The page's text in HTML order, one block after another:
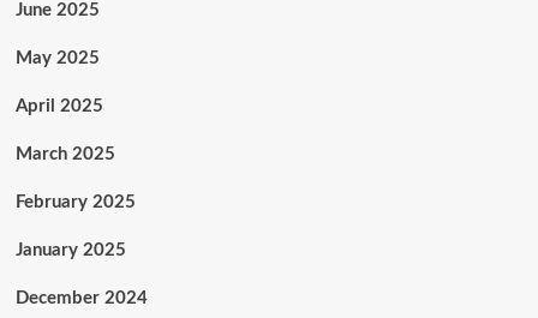
June 2025
May 2025
April 2025
March 2025
February 2025
January 2025
December 2024